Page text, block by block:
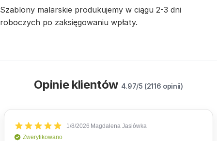
Szablony malarskie produkujemy w ciągu 2-3 dni
roboczych po zaksięgowaniu wpłaty.
Opinie klientów 4.97/5 (2116 opinii)